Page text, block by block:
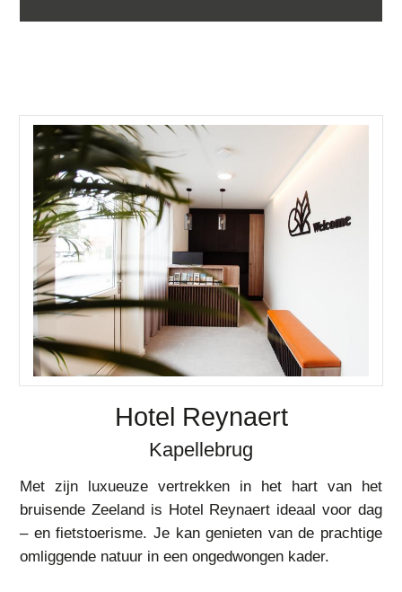
Hotel Reynaert
Kapellebrug
Met zijn luxueuze vertrekken in het hart van het
bruisende Zeeland is Hotel Reynaert ideaal voor dag
– en fietstoerisme. Je kan genieten van de prachtige
omliggende natuur in een ongedwongen kader.